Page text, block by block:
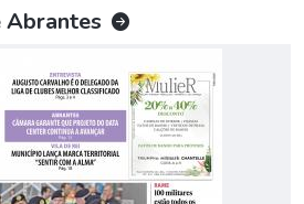
Abrantes